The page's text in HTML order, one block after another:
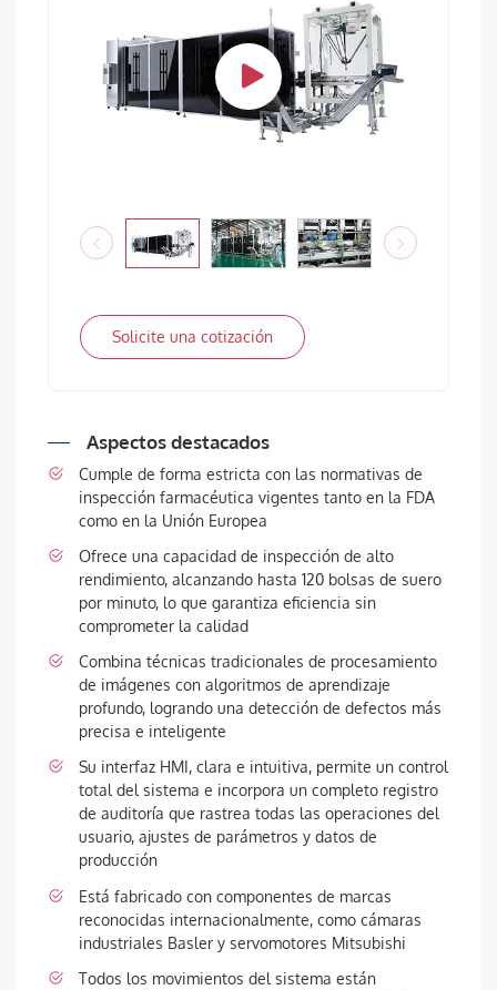
Solicite una cotización
Aspectos destacados
Cumple de forma estricta con las normativas de
inspección farmacéutica vigentes tanto en la FDA
como en la Unión Europea
Ofrece una capacidad de inspección de alto
rendimiento, alcanzando hasta 120 bolsas de suero
por minuto, lo que garantiza eficiencia sin
comprometer la calidad
Combina técnicas tradicionales de procesamiento
de imágenes con algoritmos de aprendizaje
profundo, logrando una detección de defectos más
precisa e inteligente
Su interfaz HMI, clara e intuitiva, permite un control
total del sistema e incorpora un completo registro
de auditoría que rastrea todas las operaciones del
usuario, ajustes de parámetros y datos de
producción
Está fabricado con componentes de marcas
reconocidas internacionalmente, como cámaras
industriales Basler y servomotores Mitsubishi
Todos los movimientos del sistema están